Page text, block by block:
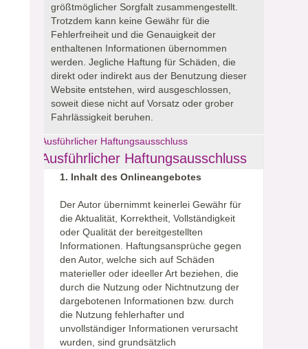
größtmöglicher Sorgfalt zusammengestellt.
Trotzdem kann keine Gewähr für die
Fehlerfreiheit und die Genauigkeit der
enthaltenen Informationen übernommen
werden. Jegliche Haftung für Schäden, die
direkt oder indirekt aus der Benutzung dieser
Website entstehen, wird ausgeschlossen,
soweit diese nicht auf Vorsatz oder grober
Fahrlässigkeit beruhen.
Ausführlicher Haftungsausschluss
Ausführlicher Haftungsausschluss
1. Inhalt des Onlineangebotes
Der Autor übernimmt keinerlei Gewähr für
die Aktualität, Korrektheit, Vollständigkeit
oder Qualität der bereitgestellten
Informationen. Haftungsansprüche gegen
den Autor, welche sich auf Schäden
materieller oder ideeller Art beziehen, die
durch die Nutzung oder Nichtnutzung der
dargebotenen Informationen bzw. durch
die Nutzung fehlerhafter und
unvollständiger Informationen verursacht
wurden, sind grundsätzlich